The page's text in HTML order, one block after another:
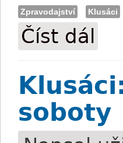
Zpravodajství Klusáci
Číst dál
soboty